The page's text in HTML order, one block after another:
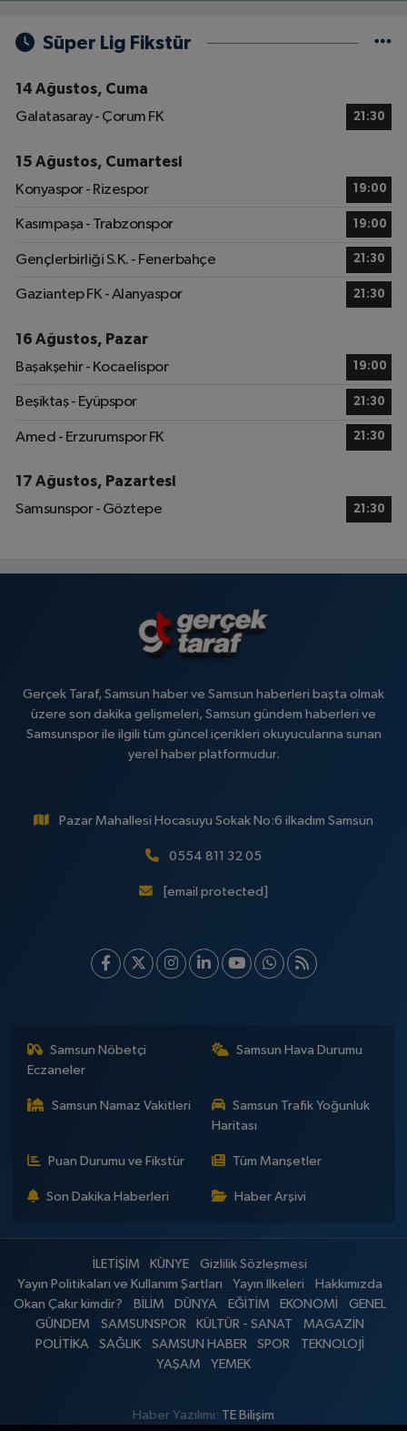
Süper Lig Fikstür
14 Ağustos, Cuma
Galatasaray - Çorum FK
21:30
15 Ağustos, Cumartesi
Konyaspor - Rizespor
19:00
Kasımpaşa - Trabzonspor 19:00
Gençlerbirliği S.K. - Fenerbahçe 21:30
Gaziantep FK - Alanyaspor 21:30
16 Ağustos, Pazar
Başakşehir - Kocaelispor
19:00
Beşiktaş - Eyüpspor 21:30
Amed - Erzurumspor FK 21:30
17 Ağustos, Pazartesi
Samsunspor - Göztepe
21:30
Gerçek Taraf, Samsun haber ve Samsun haberleri başta olmak
üzere son dakika gelişmeleri, Samsun gündem haberleri ve
Samsunspor ile ilgili tüm güncel içerikleri okuyucularına sunan
yerel haber platformudur.
Pazar Mahallesi Hocasuyu Sokak No:6 ilkadım Samsun
0554 811 32 05
[email protected]
Samsun Nöbetçi
Eczaneler
Samsun Hava Durumu
Samsun Namaz Vakitleri
Samsun Trafik Yoğunluk
Haritası
Puan Durumu ve Fikstür Tüm Manşetler
Son Dakika Haberleri Haber Arşivi
İLETİŞİM KÜNYE
Gizlilik Sözleşmesi
Yayın Politikaları ve Kullanım Şartları
Yayın İlkeleri
Hakkımızda
Okan Çakır kimdir?
BİLİM DÜNYA EĞİTİM EKONOMİ
GENEL
GÜNDEM
SAMSUNSPOR KÜLTÜR - SANAT
MAGAZİN
POLİTİKA
SAĞLIK SAMSUN HABER SPOR
TEKNOLOJİ
YAŞAM
YEMEK
Haber Yazılımı: TE Bilişim